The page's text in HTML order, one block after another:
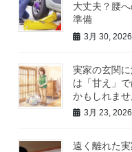
大丈夫？腰
準備
3月 30, 2026
実家の玄関
は「甘え」で
かもしれませ
3月 23, 2026
遠く離れた